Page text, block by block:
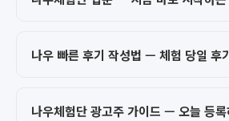
나우 빠른 후기 작성법 — 체험 당일 후
나우체험단 광고주 가이드 — 오늘 등